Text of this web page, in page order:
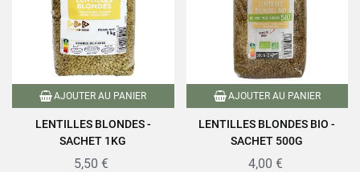
AJOUTER AU PANIER
LENTILLES BLONDES -
SACHET 1KG
5,50 €
AJOUTER AU PANIER
LENTILLES BLONDES BIO -
SACHET 500G
4,00 €